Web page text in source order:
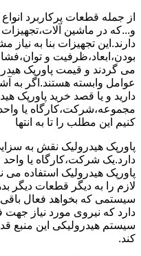
از جمله قطعات پرکاربرد
و...که در ماشین
دارند.این تجهیزات بنا به
بودن،ابعاد،ظرفیت و
می گردند و قیمت پاورپک
عوامل وابسته هستند.اگر به
دارید و یا قصد خرید پاورپک
مجموعه،شرکت،کارگاه یا
کنیم این مطلب را تا به انتها
پاورپک هیدرولیک نقش به
دارد.یک شرکت،کارگاه یا
پاورپک هیدرولیک استفاده می
لازم را به دیگر قطعات دیگر
سیستمی که بخواهد فعال باقی
دارد که نیروی مورد نیاز جهت
سیستم هیدرولیکی این منبع
کند.